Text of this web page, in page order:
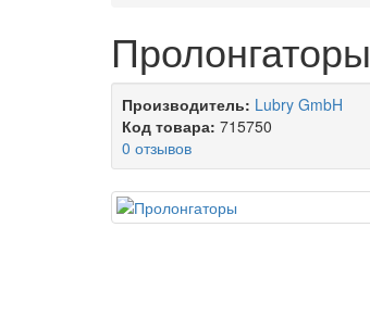
Пролонгаторы
Производитель: Lubry GmbH
Код товара: 715750
0 отзывов